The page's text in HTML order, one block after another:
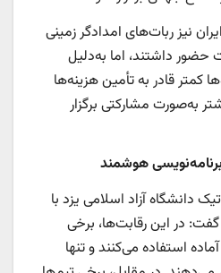
نیز ربات‌های امدادگر زمینی
حضور داشتند، اما به‌دلیل
کمتر قادر به تأمین هزینه‌ها
به‌صورت مشارکتی برگزار
هوشمند
دانشگاه آزاد اسلامی یزد با
در این رقابت‌ها، برخی
استفاده می‌کنند و تنها